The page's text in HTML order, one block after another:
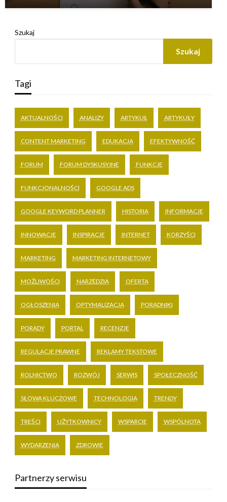
Szukaj
Szukaj
Tagi
AKTUALNOŚCI ANALIZY ARTYKUŁ ARTYKUŁY
CONTENT MARKETING EDUKACJA EFEKTYWNOŚĆ
FORUM FORUM DYSKUSYJNE FUNKCJE
FUNKCJONALNOŚCI GOOGLE ADS
GOOGLE KEYWORD PLANNER HISTORIA INFORMACJE
INNOWACJE INSPIRACJE INTERNET KORZYŚCI
MARKETING MARKETING INTERNETOWY
MOŻLIWOŚCI NARZĘDZIA OFERTA
OGŁOSZENIA OPTYMALIZACJA PORADNIKI
PORADY PORTAL RECENZJE
REGULACJE PRAWNE REKLAMY TEKSTOWE
ROLNICTWO ROZWÓJ SERWIS SPOŁECZNOŚĆ
SŁOWA KLUCZOWE TECHNOLOGIA TRENDY
TREŚCI UŻYTKOWNICY WSPARCIE WSPÓLNOTA
WYDARZENIA ZDROWIE
Partnerzy serwisu